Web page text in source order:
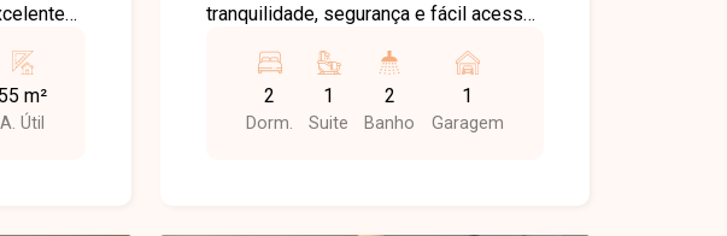
55 m²
A. Útil
tranquilidade, segurança e fácil acesso
Próximo a supermercados, escolas,
farmácias, comércios e diversos
serviços, proporciona praticidade e
2
Dorm.
1
Suite
2
Banho
1
Garagem